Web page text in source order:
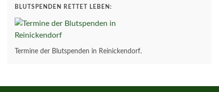
BLUTSPENDEN RETTET LEBEN:
Termine der Blutspenden in Reinickendorf.